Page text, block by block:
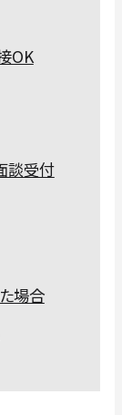
OK
談受付
場合